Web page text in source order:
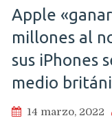
Apple
millones al
sus iPhones
medio
14 marzo, 2022